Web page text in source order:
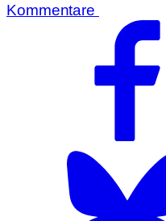
Kommentare